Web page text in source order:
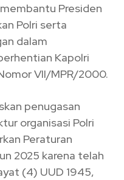
Presiden
Polri serta
dalam
Kapolri
VII/MPR/2000.
penugasan
organisasi Polri
Peraturan
2025 karena telah
(4) UUD 1945,